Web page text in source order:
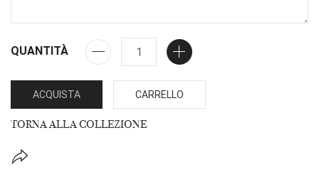
QUANTITÀ
ACQUISTA CARRELLO
TORNA ALLA COLLEZIONE